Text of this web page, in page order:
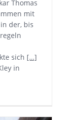
Thomas
mit
der, bis
sich […]
in